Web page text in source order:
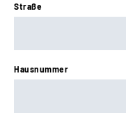
Straße
Hausnummer